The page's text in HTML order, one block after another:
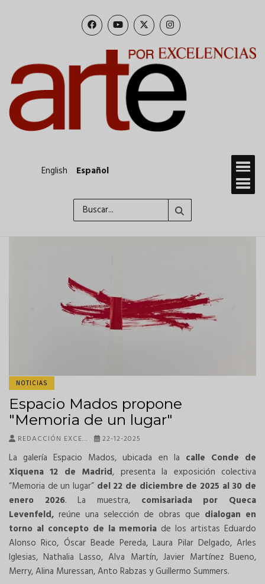
English Español
NOTICIAS
Espacio Mados propone
"Memoria de un lugar"
REDACCIÓN EXCE… 22-12-2025
La galería Espacio Mados, ubicada en la calle Conde de
Xiquena 12 de Madrid, presenta la exposición colectiva
“Memoria de un lugar” del 22 de diciembre de 2025 al 30 de
enero 2026. La muestra, comisariada por Queca
Levenfeld, reúne una selección de obras que dialogan en
torno al concepto de la memoria de los artistas Eduardo
Alonso Rico, Óscar Beade Pereda, Laura Pilar Delgado, Arles
Iglesias, Nathalia Lasso, Alva Martín, Javier Martínez Bueno,
Merry, Alina Muressan, Anto Rabzas y Guillermo Summers.